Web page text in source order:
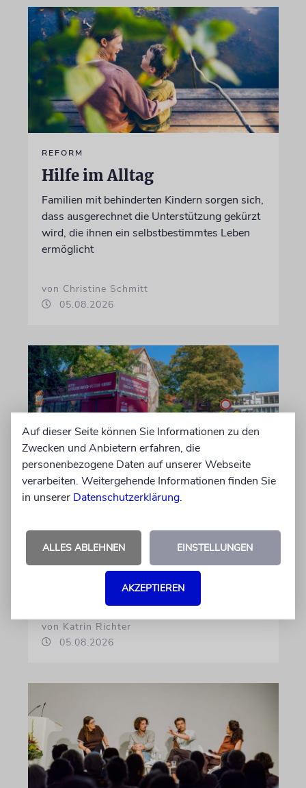
REFORM
Hilfe im Alltag
Familien mit behinderten Kindern sorgen sich,
dass ausgerechnet die Unterstützung gekürzt
wird, die ihnen ein selbstbestimmtes Leben
ermöglicht
von Christine Schmitt
05.08.2026
Dort, wo eben noch Parkplätze waren, wird
seit wenigen Tagen nach einem Stück
jüdischer Geschichte gegraben. Erst mit dem
Bagger, dann von Hand
von Katrin Richter
05.08.2026
Auf dieser Seite können Sie Informationen zu den
Zwecken und Anbietern erfahren, die
personenbezogene Daten auf unserer Webseite
verarbeiten. Weitergehende Informationen finden Sie
in unserer Datenschutzerklärung.
ALLES ABLEHNEN EINSTELLUNGEN
AKZEPTIEREN